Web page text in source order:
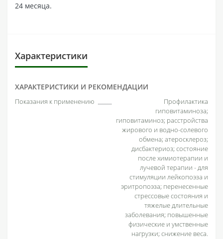
24 месяца.
Характеристики
ХАРАКТЕРИСТИКИ И РЕКОМЕНДАЦИИ
Показания к применению
Профилактика
гиповитаминоза;
гиповитаминоз; расстройства
жирового и водно-солевого
обмена; атеросклероз;
дисбактериоз; состояние
после химиотерапии и
лучевой терапии - для
стимуляции лейкопоэза и
эритропоэза; перенесенные
стрессовые состояния и
тяжелые длительные
заболевания; повышенные
физические и умственные
нагрузки; снижение веса.